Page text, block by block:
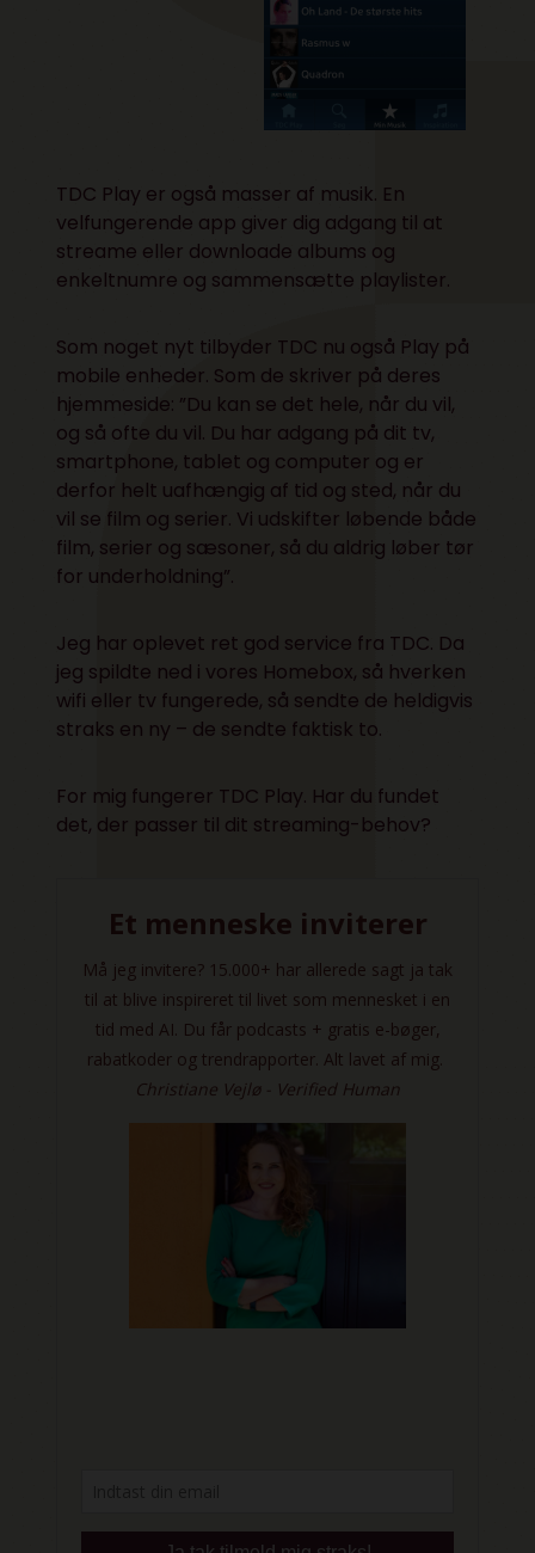
TDC Play er også masser af musik. En
velfungerende app giver dig adgang til at
streame eller downloade albums og
enkeltnumre og sammensætte playlister.
Som noget nyt tilbyder TDC nu også Play på
mobile enheder. Som de skriver på deres
hjemmeside: ”Du kan se det hele, når du vil,
og så ofte du vil. Du har adgang på dit tv,
smartphone, tablet og computer og er
derfor helt uafhængig af tid og sted, når du
vil se film og serier. Vi udskifter løbende både
film, serier og sæsoner, så du aldrig løber tør
for underholdning”.
Jeg har oplevet ret god service fra TDC. Da
jeg spildte ned i vores Homebox, så hverken
wifi eller tv fungerede, så sendte de heldigvis
straks en ny – de sendte faktisk to.
For mig fungerer TDC Play. Har du fundet
det, der passer til dit streaming-behov?